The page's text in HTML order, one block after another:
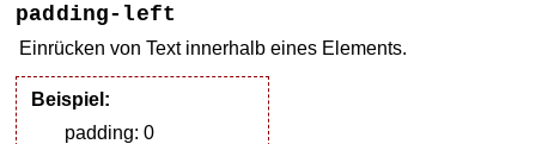
padding-left
Einrücken von Text innerhalb eines Elements.
Beispiel:
padding: 0